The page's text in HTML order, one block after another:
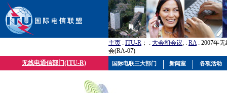
主页 : ITU-R ； : 大会和会议; : RA: 2007年
会(RA-07)
无线电通信部门(ITU-R)
国际电联三大部门 新闻室 各项活动